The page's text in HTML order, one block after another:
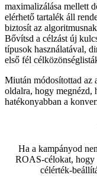
maximalizálása mellett
elérhető tartalék áll
biztosít az
Bővítsd a célzást új
típusok használatával,
első fél
Miután módosítottad az
oldalra, hogy megnézd,
hatékonyabban a
Ha a kampányod
ROAS-célokat, hogy
célérték-